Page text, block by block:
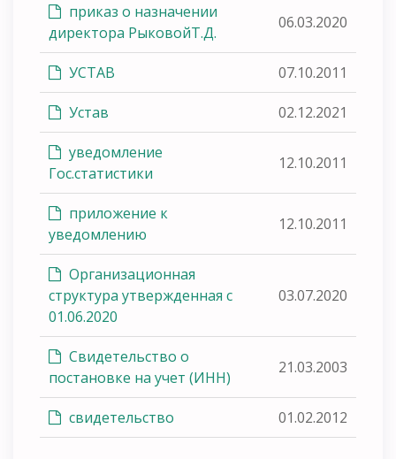
приказ о назначении
директора РыковойТ.Д.
06.03.2020
УСТАВ 07.10.2011
Устав 02.12.2021
уведомление
Гос.статистики
12.10.2011
приложение к
уведомлению
12.10.2011
Организационная
структура утвержденная с
01.06.2020
03.07.2020
Свидетельство о
постановке на учет (ИНН)
21.03.2003
свидетельство 01.02.2012